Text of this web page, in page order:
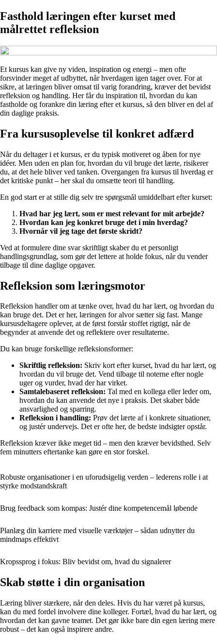
Fasthold læringen efter kurset med
målrettet refleksion
Et kursus kan give ny viden, inspiration og energi – men ofte
forsvinder meget af udbyttet, når hverdagen igen tager over. For at
sikre, at læringen bliver omsat til varig forandring, kræver det bevidst
refleksion og handling. Her får du inspiration til, hvordan du kan
fastholde og forankre din læring efter et kursus, så den bliver en del af
din daglige praksis.
Fra kursusoplevelse til konkret adfærd
Når du deltager i et kursus, er du typisk motiveret og åben for nye
idéer. Men uden en plan for, hvordan du vil bruge det lærte, risikerer
du, at det hele bliver ved tanken. Overgangen fra kursus til hverdag er
det kritiske punkt – her skal du omsætte teori til handling.
En god start er at stille dig selv tre spørgsmål umiddelbart efter kurset:
Hvad har jeg lært, som er mest relevant for mit arbejde?
Hvordan kan jeg konkret bruge det i min hverdag?
Hvornår vil jeg tage det første skridt?
Ved at formulere dine svar skriftligt skaber du et personligt
handlingsgrundlag, som gør det lettere at holde fokus, når du vender
tilbage til dine daglige opgaver.
Refleksion som læringsmotor
Refleksion handler om at tænke over, hvad du har lært, og hvordan du
kan bruge det. Det er her, læringen for alvor sætter sig fast. Mange
kursusdeltagere oplever, at de først forstår stoffet rigtigt, når de
begynder at anvende det og reflektere over resultaterne.
Du kan bruge forskellige refleksionsformer:
Skriftlig refleksion: Skriv kort efter kurset, hvad du har lært, og
hvordan du vil bruge det. Vend tilbage til noterne efter nogle
uger og vurder, hvad der har virket.
Samtalebaseret refleksion: Tal med en kollega eller leder om,
hvordan du kan anvende det nye i praksis. Det skaber både
ansvarlighed og sparring.
Refleksion i handling: Prøv det lærte af i konkrete situationer,
og justér undervejs. Det er ofte her, de bedste indsigter opstår.
Refleksion kræver ikke meget tid – men den kræver bevidsthed. Selv
fem minutters eftertanke kan gøre en stor forskel.
Robuste organisationer i en uforudsigelig verden – lederens rolle i at
styrke modstandskraft
Brug feedback som kompas: Justér dine kompetencemål løbende
Planlæg din karriere med visuelle værktøjer – sådan udnytter du
mindmaps effektivt
Kropssprog i fokus: Bliv bevidst om, hvad du signalerer
Skab støtte i din organisation
Læring bliver stærkere, når den deles. Hvis du har været på kursus,
kan du med fordel involvere dine kolleger. Fortæl, hvad du har lært, og
hvordan det kan gavne teamet. Det gør ikke bare din egen læring mere
robust – det kan også inspirere andre.